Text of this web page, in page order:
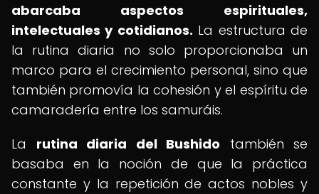
abarcaba aspectos espirituales,
intelectuales y cotidianos. La estructura de
la rutina diaria no solo proporcionaba un
marco para el crecimiento personal, sino que
también promovía la cohesión y el espíritu de
camaradería entre los samuráis.
La rutina diaria del Bushido también se
basaba en la noción de que la práctica
constante y la repetición de actos nobles y